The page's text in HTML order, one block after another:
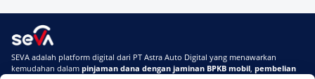
Terpercaya
Telat Bayar Pinjol 2 Hari, Apakah Langsung
Masuk BI Checking? Simak Peraturan
SEVA adalah platform digital dari PT Astra Auto Digital yang menawarkan
kemudahan dalam pinjaman dana dengan jaminan BPKB mobil pembelian